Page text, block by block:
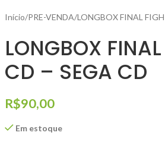
Início PRE-VENDA LONGBOX FINAL
LONGBOX
CD – SEGA CD
R$90,00
Em estoque